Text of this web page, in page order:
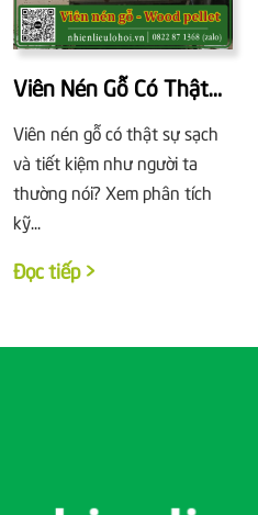
Viên Nén Gỗ Có Thật
Sự Là Nhiên Liệu Sạch?
Viên nén gỗ có thật sự sạch
và tiết kiệm như người ta
thường nói? Xem phân tích
kỹ...
Đọc tiếp >